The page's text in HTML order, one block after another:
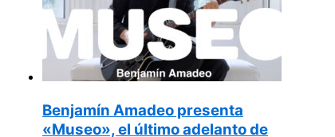
Benjamín Amadeo presenta
«Museo», el último adelanto de